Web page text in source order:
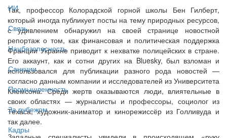
ИИ
Связь
Нацбезопасность
Санкции
Промышленность
За рубежом
Кадры
Так, профессор Колорадской горной школы Бен Гилберт,
который иногда публикует посты на тему природных ресурсов,
с удивлением обнаружил на своей странице новостной
репортаж о том, как финансовая и политическая поддержка
Франции Украине приводит к нехватке полицейских в стране.
Его аккаунт, как и сотни других на Bluesky, был взломан и
использовался для публикации разного рода новостей —
согласно данным компании и исследователей из Университета
Клемсона. Среди жертв оказываются люди, влиятельные в
своих областях — журналисты и профессоры, социолог из
Техаса, художник-аниматор и кинорежиссёр из Голливуда и
так далее.